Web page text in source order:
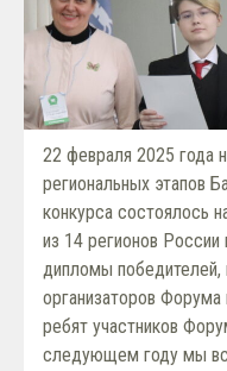
22 февраля 2025 года
региональных этапов
конкурса состоялось
из 14 регионов
дипломы победителей,
организаторов
ребят участников
следующем году мы